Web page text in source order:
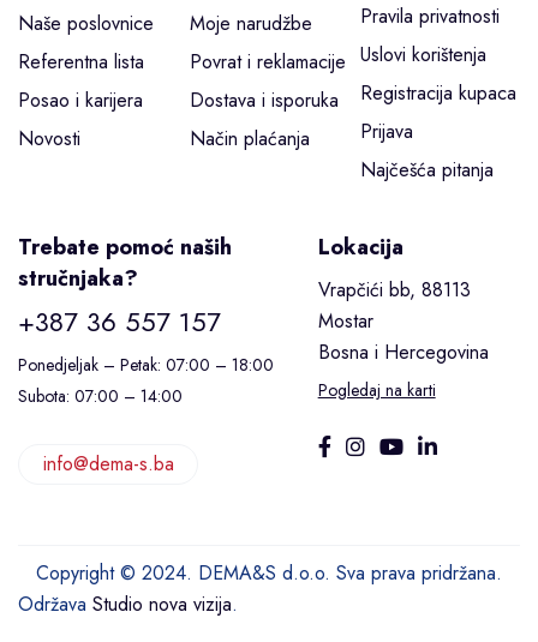
Naše poslovnice
Referentna lista
Posao i karijera
Novosti
Moje narudžbe
Povrat i reklamacije
Dostava i isporuka
Način plaćanja
Pravila privatnosti
Uslovi korištenja
Registracija kupaca
Prijava
Najčešća pitanja
Trebate pomoć naših
stručnjaka?
+387 36 557 157
Ponedjeljak – Petak: 07:00 – 18:00
Subota: 07:00 – 14:00
info@dema-s.ba
Lokacija
Vrapčići bb, 88113
Mostar
Bosna i Hercegovina
Pogledaj na karti
Copyright © 2024. DEMA&S d.o.o. Sva prava pridržana.
Održava Studio nova vizija.